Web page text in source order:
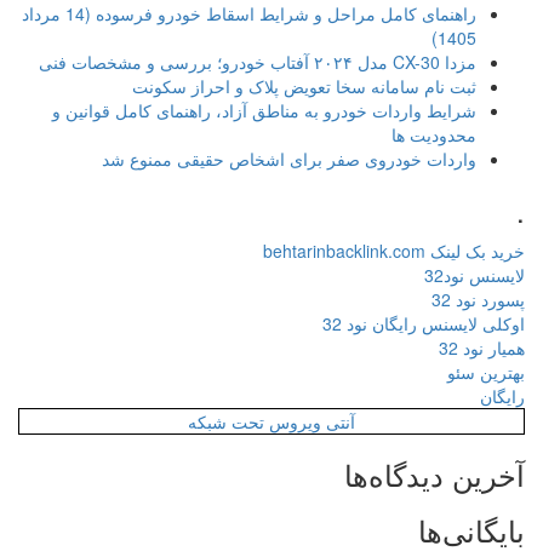
راهنمای کامل مراحل و شرایط اسقاط خودرو فرسوده (14 مرداد
1405)
مزدا CX-30 مدل ۲۰۲۴ آفتاب خودرو؛ بررسی و مشخصات فنی
ثبت نام سامانه سخا تعویض پلاک و احراز سکونت
شرایط واردات خودرو به مناطق آزاد، راهنمای کامل قوانین و
محدودیت ها
واردات خودروی صفر برای اشخاص حقیقی ممنوع شد
خرید بک لینک behtarinbacklink.com
لایسنس نود32
پسورد نود 32
اوکلی لایسنس رایگان نود 32
همیار نود 32
بهترین سئو
رایگان
آنتی ویروس تحت شبکه
آخرین دیدگاه‌ها
بایگانی‌ها